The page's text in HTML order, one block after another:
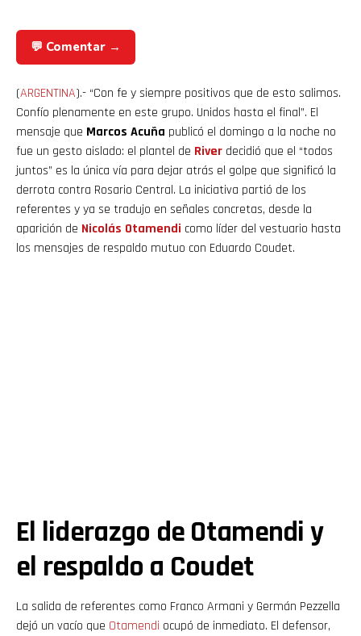
💬 Comentar →
(ARGENTINA).- “Con fe y siempre positivos que de esto salimos.
Confío plenamente en este grupo. Unidos hasta el final”. El
mensaje que Marcos Acuña publicó el domingo a la noche no
fue un gesto aislado: el plantel de River decidió que el “todos
juntos” es la única vía para dejar atrás el golpe que significó la
derrota contra Rosario Central. La iniciativa partió de los
referentes y ya se tradujo en señales concretas, desde la
aparición de Nicolás Otamendi como líder del vestuario hasta
los mensajes de respaldo mutuo con Eduardo Coudet.
El liderazgo de Otamendi y
el respaldo a Coudet
La salida de referentes como Franco Armani y Germán Pezzella
dejó un vacío que Otamendi ocupó de inmediato. El defensor,